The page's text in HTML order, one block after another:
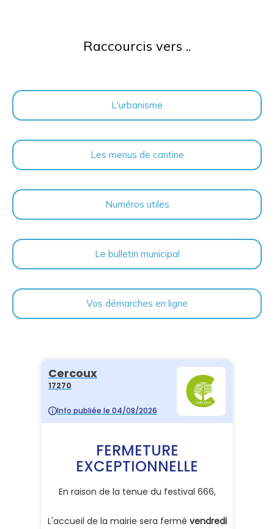
Raccourcis vers ..
L'urbanisme
Les menus de cantine
Numéros utiles
Le bulletin municipal
Vos démarches en ligne